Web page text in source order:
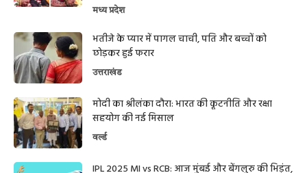
मध्य प्रदेश
भतीजे के प्यार में पागल चाची, पति और बच्चों को
छोड़कर हुई फरार
उत्तराखंड
मोदी का श्रीलंका दौरा: भारत की कूटनीति और रक्षा
सहयोग की नई मिसाल
वर्ल्ड
IPL 2025 MI vs RCB: आज मुंबई और बेंगलुरु की भिड़ंत,